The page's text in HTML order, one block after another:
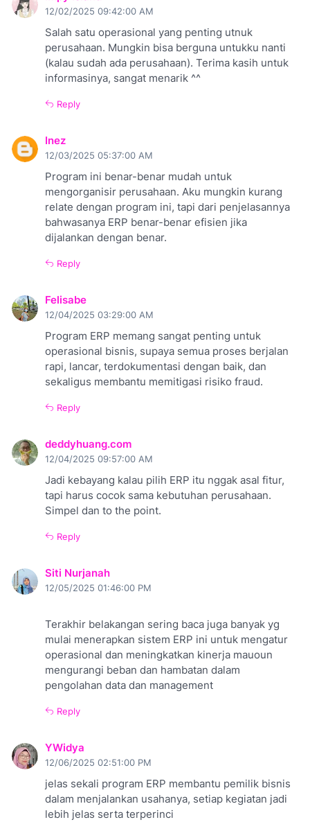
12/02/2025 09:42:00 AM
Salah satu operasional yang penting utnuk
perusahaan. Mungkin bisa berguna untukku nanti
(kalau sudah ada perusahaan). Terima kasih untuk
informasinya, sangat menarik ^^
Reply
Inez
12/03/2025 05:37:00 AM
Program ini benar-benar mudah untuk
mengorganisir perusahaan. Aku mungkin kurang
relate dengan program ini, tapi dari penjelasannya
bahwasanya ERP benar-benar efisien jika
dijalankan dengan benar.
Reply
Felisabe
12/04/2025 03:29:00 AM
Program ERP memang sangat penting untuk
operasional bisnis, supaya semua proses berjalan
rapi, lancar, terdokumentasi dengan baik, dan
sekaligus membantu memitigasi risiko fraud.
Reply
deddyhuang.com
12/04/2025 09:57:00 AM
Jadi kebayang kalau pilih ERP itu nggak asal fitur,
tapi harus cocok sama kebutuhan perusahaan.
Simpel dan to the point.
Reply
Siti Nurjanah
12/05/2025 01:46:00 PM
Terakhir belakangan sering baca juga banyak yg
mulai menerapkan sistem ERP ini untuk mengatur
operasional dan meningkatkan kinerja mauoun
mengurangi beban dan hambatan dalam
pengolahan data dan management
Reply
YWidya
12/06/2025 02:51:00 PM
jelas sekali program ERP membantu pemilik bisnis
dalam menjalankan usahanya, setiap kegiatan jadi
lebih jelas serta terperinci